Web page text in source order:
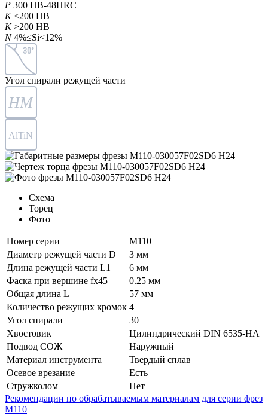
P 300 HB-48HRC
K ≤200 HB
K >200 HB
N 4%≤Si<12%
30°
Угол спирали режущей части
HM
AlTiN
Схема
Торец
Фото
Номер серии
M110
Диаметр режущей части D
3 мм
Длина режущей части L1
6 мм
Фаска при вершине fх45
0.25 мм
Общая длина L
57 мм
Количество режущих кромок 4
Угол спирали
30
Хвостовик
Цилиндрический DIN 6535-HA
Подвод СОЖ
Наружный
Материал инструмента
Твердый сплав
Осевое врезание
Есть
Стружколом
Нет
Рекомендации по обрабатываемым материалам для серии фрез
M110